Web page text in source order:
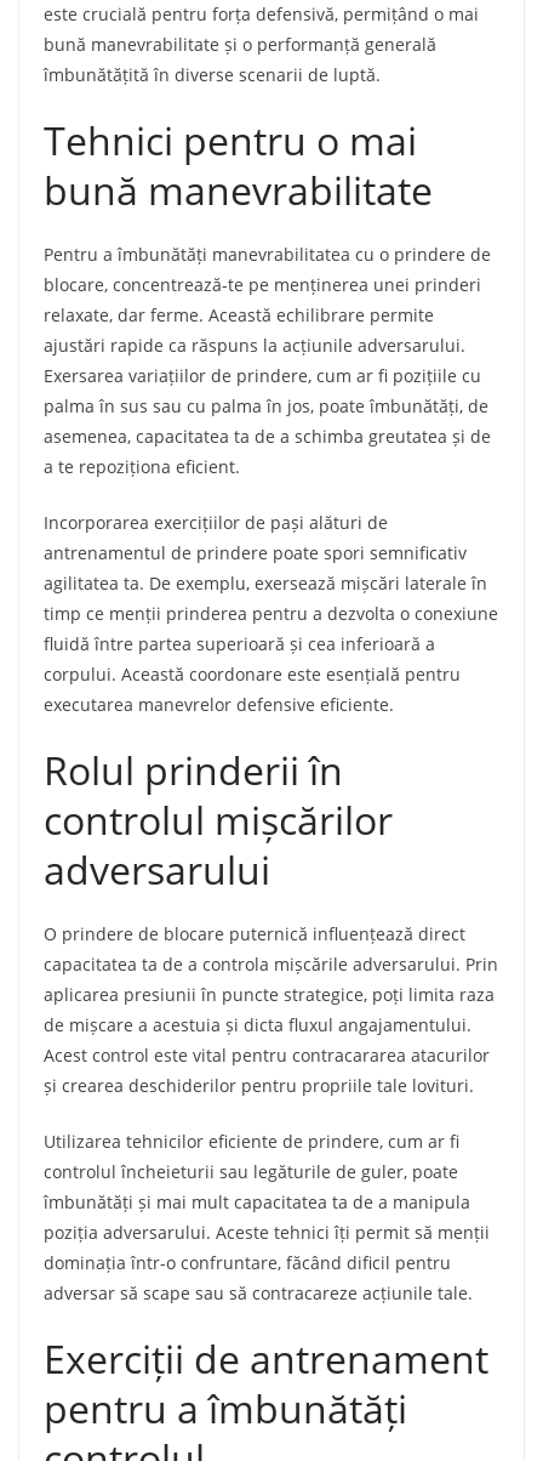
este crucială pentru forța defensivă, permițând o mai
bună manevrabilitate și o performanță generală
îmbunătățită în diverse scenarii de luptă.
Tehnici pentru o mai
bună manevrabilitate
Pentru a îmbunătăți manevrabilitatea cu o prindere de
blocare, concentrează-te pe menținerea unei prinderi
relaxate, dar ferme. Această echilibrare permite
ajustări rapide ca răspuns la acțiunile adversarului.
Exersarea variațiilor de prindere, cum ar fi pozițiile cu
palma în sus sau cu palma în jos, poate îmbunătăți, de
asemenea, capacitatea ta de a schimba greutatea și de
a te repoziționa eficient.
Incorporarea exercițiilor de pași alături de
antrenamentul de prindere poate spori semnificativ
agilitatea ta. De exemplu, exersează mișcări laterale în
timp ce menții prinderea pentru a dezvolta o conexiune
fluidă între partea superioară și cea inferioară a
corpului. Această coordonare este esențială pentru
executarea manevrelor defensive eficiente.
Rolul prinderii în
controlul mișcărilor
adversarului
O prindere de blocare puternică influențează direct
capacitatea ta de a controla mișcările adversarului. Prin
aplicarea presiunii în puncte strategice, poți limita raza
de mișcare a acestuia și dicta fluxul angajamentului.
Acest control este vital pentru contracararea atacurilor
și crearea deschiderilor pentru propriile tale lovituri.
Utilizarea tehnicilor eficiente de prindere, cum ar fi
controlul încheieturii sau legăturile de guler, poate
îmbunătăți și mai mult capacitatea ta de a manipula
poziția adversarului. Aceste tehnici îți permit să menții
dominația într-o confruntare, făcând dificil pentru
adversar să scape sau să contracareze acțiunile tale.
Exerciții de antrenament
pentru a îmbunătăți